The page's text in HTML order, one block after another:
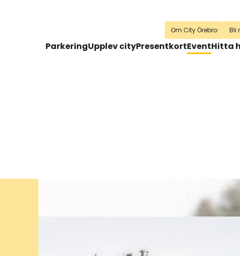
ParkeringUpplev cityPresentkortEventHitta
Om City Örebro Bli